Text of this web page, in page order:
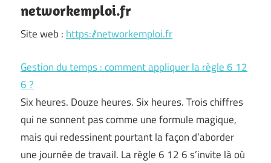
networkemploi.fr
Site web : https://networkemploi.fr
Gestion du temps : comment appliquer la règle 6 12
6 ?
Six heures. Douze heures. Six heures. Trois chiffres
qui ne sonnent pas comme une formule magique,
mais qui redessinent pourtant la façon d’aborder
une journée de travail. La règle 6 12 6 s’invite là où